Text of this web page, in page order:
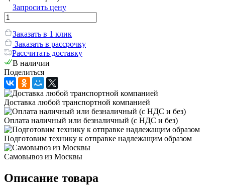
Запросить цену
Заказать в 1 клик
Заказать в рассрочку
Рассчитать доставку
В наличии
Поделиться
Доставка любой транспортной компанией
Оплата наличный или безналичный (с НДС и без)
Подготовим технику к отправке надлежащим образом
Самовывоз из Москвы
Описание товара